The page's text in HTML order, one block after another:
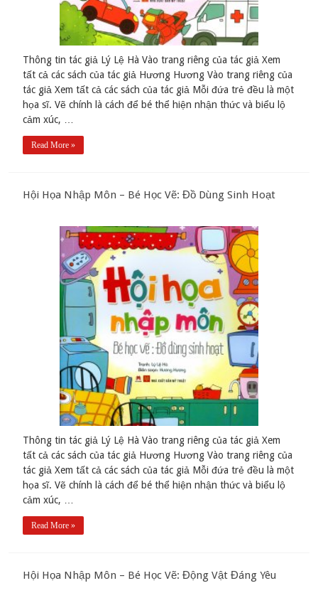
Thông tin tác giả Lý Lệ Hà Vào trang riêng của tác giả Xem
tất cả các sách của tác giả Hương Hương Vào trang riêng của
tác giả Xem tất cả các sách của tác giả Mỗi đứa trẻ đều là một
họa sĩ. Vẽ chính là cách để bé thể hiện nhận thức và biểu lộ
cảm xúc, …
Read More »
Hội Họa Nhập Môn – Bé Học Vẽ: Đồ Dùng Sinh Hoạt
Thông tin tác giả Lý Lệ Hà Vào trang riêng của tác giả Xem
tất cả các sách của tác giả Hương Hương Vào trang riêng của
tác giả Xem tất cả các sách của tác giả Mỗi đứa trẻ đều là một
họa sĩ. Vẽ chính là cách để bé thể hiện nhận thức và biểu lộ
cảm xúc, …
Read More »
Hội Họa Nhập Môn – Bé Học Vẽ: Động Vật Đáng Yêu